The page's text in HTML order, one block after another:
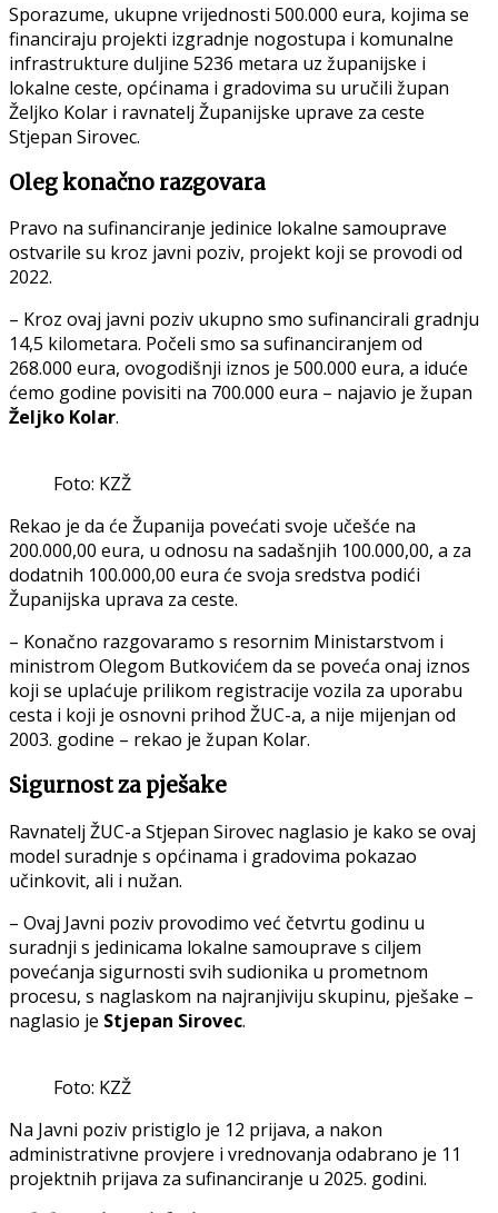
Sporazume, ukupne vrijednosti 500.000 eura, kojima se
financiraju projekti izgradnje nogostupa i komunalne
infrastrukture duljine 5236 metara uz županijske i
lokalne ceste, općinama i gradovima su uručili župan
Željko Kolar i ravnatelj Županijske uprave za ceste
Stjepan Sirovec.
Oleg konačno razgovara
Pravo na sufinanciranje jedinice lokalne samouprave
ostvarile su kroz javni poziv, projekt koji se provodi od
2022.
– Kroz ovaj javni poziv ukupno smo sufinancirali gradnju
14,5 kilometara. Počeli smo sa sufinanciranjem od
268.000 eura, ovogodišnji iznos je 500.000 eura, a iduće
ćemo godine povisiti na 700.000 eura – najavio je župan
Željko Kolar.
Foto: KZŽ
Rekao je da će Županija povećati svoje učešće na
200.000,00 eura, u odnosu na sadašnjih 100.000,00, a za
dodatnih 100.000,00 eura će svoja sredstva podići
Županijska uprava za ceste.
– Konačno razgovaramo s resornim Ministarstvom i
ministrom Olegom Butkovićem da se poveća onaj iznos
koji se uplaćuje prilikom registracije vozila za uporabu
cesta i koji je osnovni prihod ŽUC-a, a nije mijenjan od
2003. godine – rekao je župan Kolar.
Sigurnost za pješake
Ravnatelj ŽUC-a Stjepan Sirovec naglasio je kako se ovaj
model suradnje s općinama i gradovima pokazao
učinkovit, ali i nužan.
– Ovaj Javni poziv provodimo već četvrtu godinu u
suradnji s jedinicama lokalne samouprave s ciljem
povećanja sigurnosti svih sudionika u prometnom
procesu, s naglaskom na najranjiviju skupinu, pješake –
naglasio je Stjepan Sirovec.
Foto: KZŽ
Na Javni poziv pristiglo je 12 prijava, a nakon
administrativne provjere i vrednovanja odabrano je 11
projektnih prijava za sufinanciranje u 2025. godini.